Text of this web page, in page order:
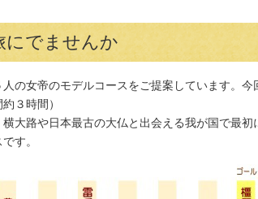
にでませんか
の女帝のモデルコースをご提案しています。今
３時間）
大路や日本最古の大仏と出会える我が国で最初
す。